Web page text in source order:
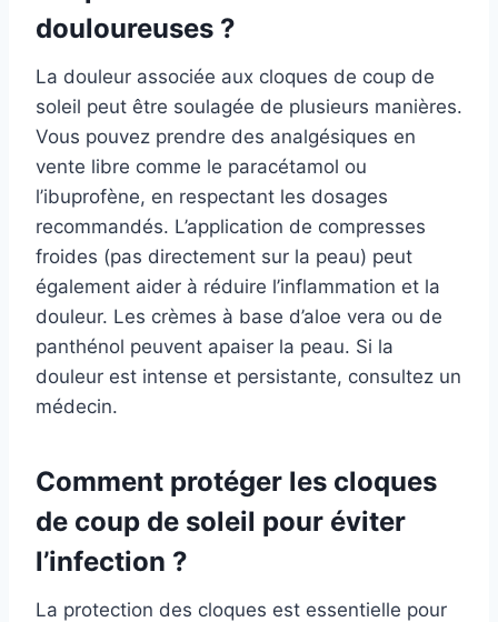
douloureuses ?
La douleur associée aux cloques de coup de
soleil peut être soulagée de plusieurs manières.
Vous pouvez prendre des analgésiques en
vente libre comme le paracétamol ou
l’ibuprofène, en respectant les dosages
recommandés. L’application de compresses
froides (pas directement sur la peau) peut
également aider à réduire l’inflammation et la
douleur. Les crèmes à base d’aloe vera ou de
panthénol peuvent apaiser la peau. Si la
douleur est intense et persistante, consultez un
médecin.
Comment protéger les cloques
de coup de soleil pour éviter
l’infection ?
La protection des cloques est essentielle pour